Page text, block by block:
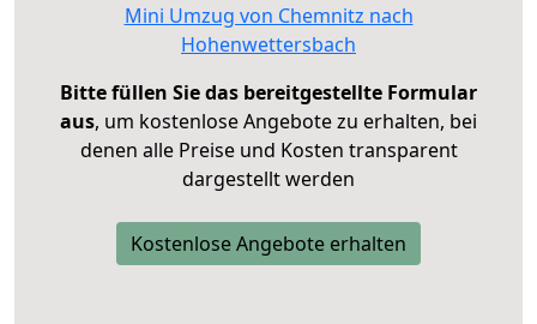
Mini Umzug von Chemnitz nach
Hohenwettersbach
Bitte füllen Sie das bereitgestellte Formular
aus, um kostenlose Angebote zu erhalten, bei
denen alle Preise und Kosten transparent
dargestellt werden
Kostenlose Angebote erhalten